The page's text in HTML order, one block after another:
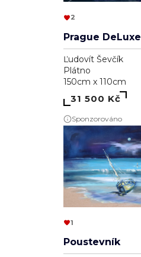
2
Prague DeLuxe
Ľudovít Ševčík
Plátno
150cm x 110cm
31 500 Kč
Sponzorováno
1
Poustevník